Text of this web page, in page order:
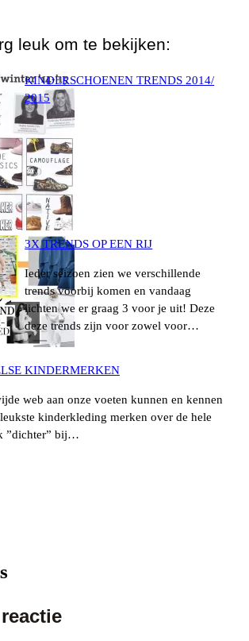
leuk om te bekijken:
KINDERSCHOENEN TRENDS 2014/
2015
3X TRENDS OP EEN RIJ
Ieder seizoen zien we verschillende
trends voorbij komen en vandaag
lichten we er graag 3 voor je uit! Deze
deze trends zijn voor zowel voor…
KINDERMERKEN
web aan onze voeten kunnen en kennen
kinderkleding merken over de hele
”dichter” bij…